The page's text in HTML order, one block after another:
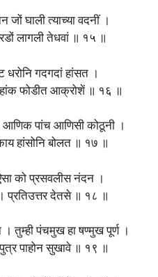
घाली त्याच्या वदनीं ।
लागली तेधवां ॥ १५ ॥
गदगदां हांसत ।
फोडीत आक्रोशें ॥ १६ ॥
पांच आणिसी कोठूनी ।
हांसोनि बोलत ॥ १७ ॥
को प्रसवलीस नंदन ।
। प्रतिउत्तर देतसे ॥ १८ ॥
। तुम्ही पंचमुख हा षण्मुख पूर्ण ।
पाहोन सुखावे ॥ १९ ॥